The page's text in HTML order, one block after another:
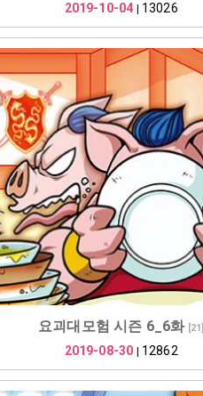
2019-10-04 13026
요괴대모험 시즌 6_6화[21]
2019-08-30 12862